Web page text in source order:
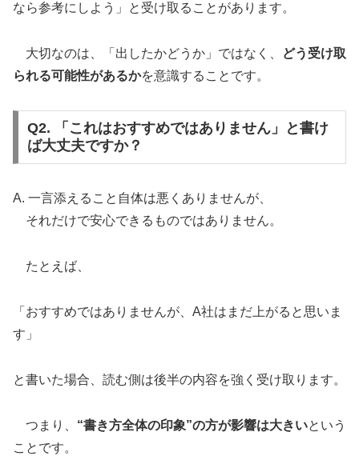
なら参考にしよう」と受け取ることがあります。
大切なのは、「出したかどうか」ではなく、
どう受け取
られる可能性があるかを意識することです。
Q2. 「これはおすすめではありません」と書け
ば大丈夫ですか？
A. 一言添えること自体は悪くありませんが、
それだけで安心できるものではありません。
たとえば、
「おすすめではありませんが、A社はまだ上がると思いま
す」
と書いた場合、読む側は後半の内容を強く受け取ります。
つまり、 “書き方全体の印象”の方が影響は大きいという
ことです。